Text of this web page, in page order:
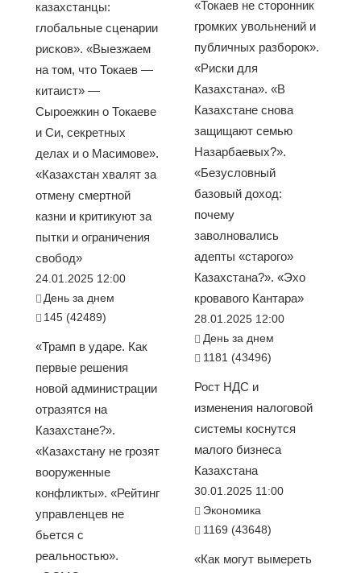
казахстанцы:
глобальные сценарии
рисков». «Выезжаем
на том, что Токаев —
китаист» —
Сыроежкин о Токаеве
и Си, секретных
делах и о Масимове».
«Казахстан хвалят за
отмену смертной
казни и критикуют за
пытки и ограничения
свобод»
24.01.2025 12:00
День за днем
145 (42489)
«Трамп в ударе. Как
первые решения
новой администрации
отразятся на
Казахстане?».
«Казахстану не грозят
вооруженные
конфликты». «Рейтинг
управленцев не
бьется с
реальностью».
«Токаев не сторонник
громких увольнений и
публичных разборок».
«Риски для
Казахстана». «В
Казахстане снова
защищают семью
Назарбаевых?».
«Безусловный
базовый доход:
почему
заволновались
адепты «старого»
Казахстана?». «Эхо
кровавого Кантара»
28.01.2025 12:00
День за днем
1181 (43496)
Рост НДС и
изменения налоговой
системы коснутся
малого бизнеса
Казахстана
30.01.2025 11:00
Экономика
1169 (43648)
«Как могут вымереть